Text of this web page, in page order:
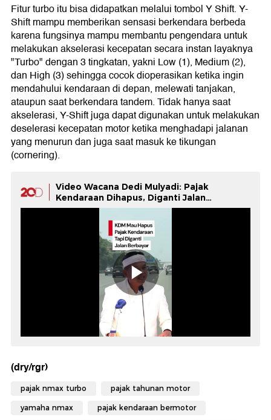
Fitur turbo itu bisa didapatkan melalui tombol Y Shift. Y-
Shift mampu memberikan sensasi berkendara berbeda
karena fungsinya mampu membantu pengendara untuk
melakukan akselerasi kecepatan secara instan layaknya
"Turbo" dengan 3 tingkatan, yakni Low (1), Medium (2),
dan High (3) sehingga cocok dioperasikan ketika ingin
mendahului kendaraan di depan, melewati tanjakan,
ataupun saat berkendara tandem. Tidak hanya saat
akselerasi, Y-Shift juga dapat digunakan untuk melakukan
deselerasi kecepatan motor ketika menghadapi jalanan
yang menurun dan juga saat masuk ke tikungan
(cornering).
Video Wacana Dedi Mulyadi: Pajak
Kendaraan Dihapus, Diganti Jalan
Berbayar!
(dry/rgr)
pajak nmax turbo pajak tahunan motor
yamaha nmax pajak kendaraan bermotor